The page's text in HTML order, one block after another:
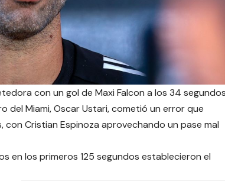
con un gol de Maxi Falcon a los 34
del Miami, Oscar Ustari, cometió un error que
Cristian Espinoza aprovechando un pase mal
en los primeros 125 segundos establecieron el